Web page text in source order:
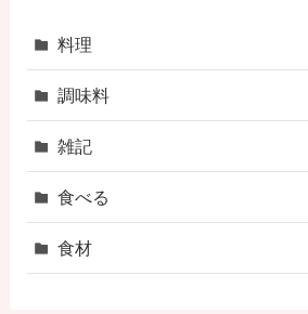
料理
調味料
雑記
食べる
食材